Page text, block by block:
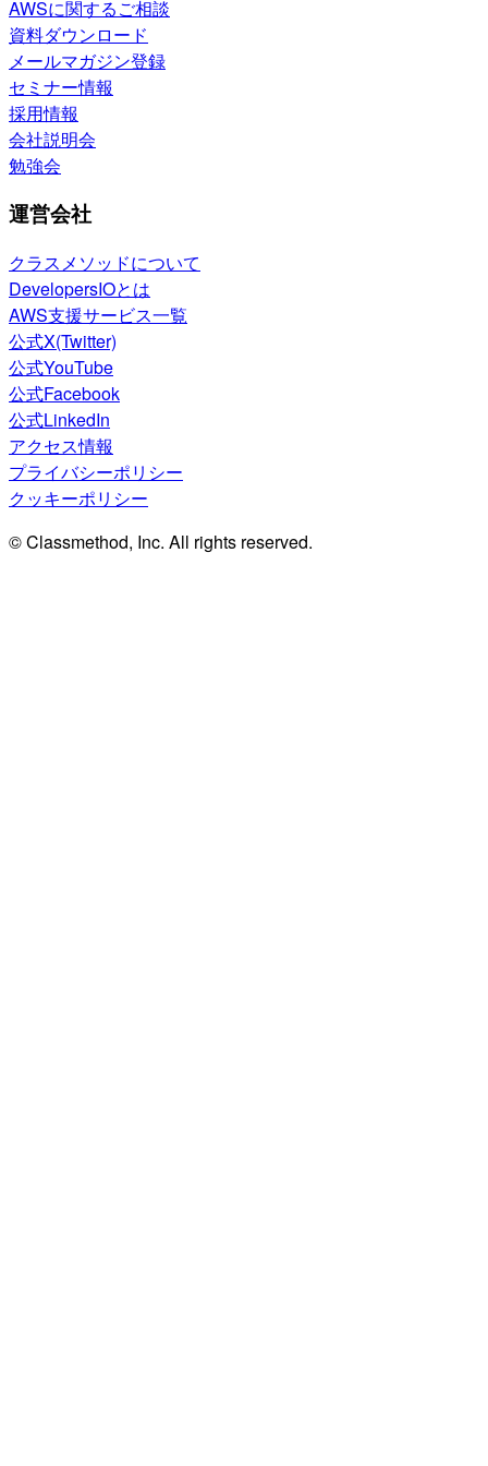
AWSに関するご相談
資料ダウンロード
メールマガジン登録
セミナー情報
採用情報
会社説明会
勉強会
運営会社
クラスメソッドについて
DevelopersIOとは
AWS支援サービス一覧
公式X(Twitter)
公式YouTube
公式Facebook
公式LinkedIn
アクセス情報
プライバシーポリシー
クッキーポリシー
© Classmethod, Inc. All rights reserved.